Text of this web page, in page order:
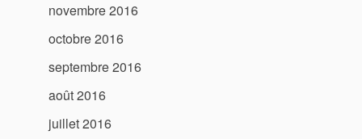
novembre 2016
octobre 2016
septembre 2016
août 2016
juillet 2016